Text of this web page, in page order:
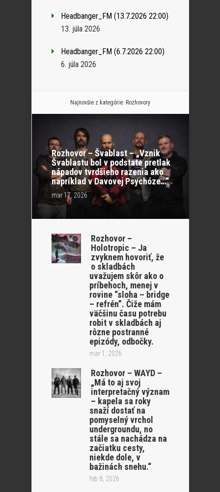
Headbanger_FM (13.7.2026 22:00)
13. júla 2026
Headbanger_FM (6.7.2026 22:00)
6. júla 2026
Najnovšie z kategórie: Rozhovory
Rozhovor – Švablast – „Vznik
Švablastu bol v podstate pretlak
nápadov tvrdšieho razenia ako
napríklad v Davovej Psychóze…“
mar 17, 2026
Rozhovor –
Holotropic – Ja
zvyknem hovoriť, že
o skladbách
uvažujem skôr ako o
príbehoch, menej v
rovine “sloha – bridge
– refrén”. Čiže mám
väčšinu času potrebu
robit v skladbách aj
rôzne postranné
epizódy, odbočky.
mar 1, 2026
Rozhovor – WAYD –
„Má to aj svoj
interpretačný význam
– kapela sa roky
snaží dostať na
pomyselný vrchol
undergroundu, no
stále sa nachádza na
začiatku cesty,
niekde dole, v
bažinách snehu.“
feb 8, 2026